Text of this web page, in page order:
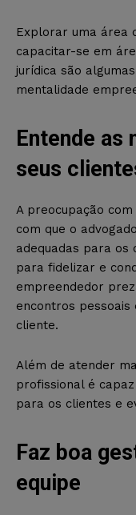
Explorar uma área
capacitar-se em
jurídica são
mentalidade
Entende as
seus
A preocupação
com que o
adequadas para os
para fidelizar e
empreendedor
encontros pessoais
cliente.
Além de atender
profissional é
para os clientes e
Faz boa
equipe